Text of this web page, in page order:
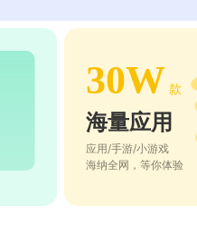
30W 款
海量应用
应用/手游/小游戏
海纳全网，等你体验